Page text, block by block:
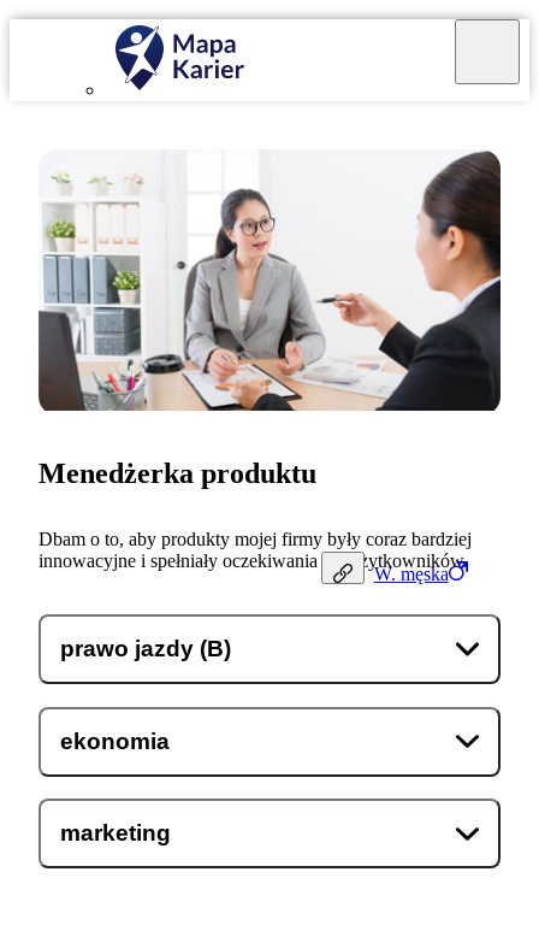
W. męska
Menedżerka produktu
Dbam o to, aby produkty mojej firmy były coraz bardziej
innowacyjne i spełniały oczekiwania ich użytkowników.
prawo jazdy (B)
ekonomia
marketing